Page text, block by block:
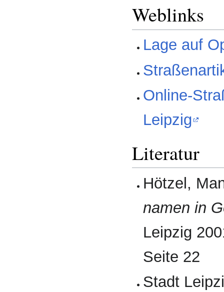
Weblinks
Lage auf
Online-
Leipzig
Literatur
Hötzel,
namen in
Leipzig
Seite 22
Stadt